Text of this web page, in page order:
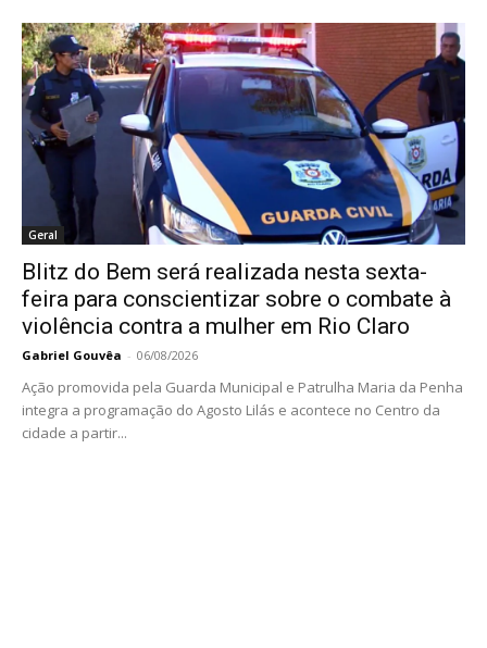
Geral
Blitz do Bem será realizada nesta sexta-
feira para conscientizar sobre o combate à
violência contra a mulher em Rio Claro
Gabriel Gouvêa - 06/08/2026
Ação promovida pela Guarda Municipal e Patrulha Maria da Penha
integra a programação do Agosto Lilás e acontece no Centro da
cidade a partir...